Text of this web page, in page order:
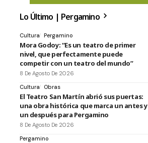
Lo Último | Pergamino
Cultura Pergamino
Mora Godoy: “Es un teatro de primer
nivel, que perfectamente puede
competir con un teatro del mundo”
8 De Agosto De 2026
Cultura Obras
El Teatro San Martín abrió sus puertas:
una obra histórica que marca un antes y
un después para Pergamino
8 De Agosto De 2026
Pergamino